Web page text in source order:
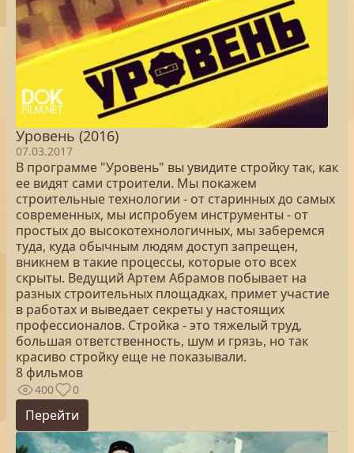
Уровень (2016)
07.03.2017
В программе "Уровень" вы увидите стройку так, как
ее видят сами строители. Мы покажем
строительные технологии - от старинных до самых
современных, мы испробуем инструменты - от
простых до высокотехнологичных, мы заберемся
туда, куда обычным людям доступ запрещен,
вникнем в такие процессы, которые ото всех
скрыты. Ведущий Артем Абрамов побывает на
разных строительных площадках, примет участие
в работах и выведает секреты у настоящих
профессионалов. Стройка - это тяжелый труд,
большая ответственность, шум и грязь, но так
красиво стройку еще не показывали.
8 фильмов
400 0
Перейти